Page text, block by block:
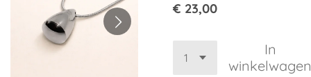
€ 23,00
In
winkelwagen